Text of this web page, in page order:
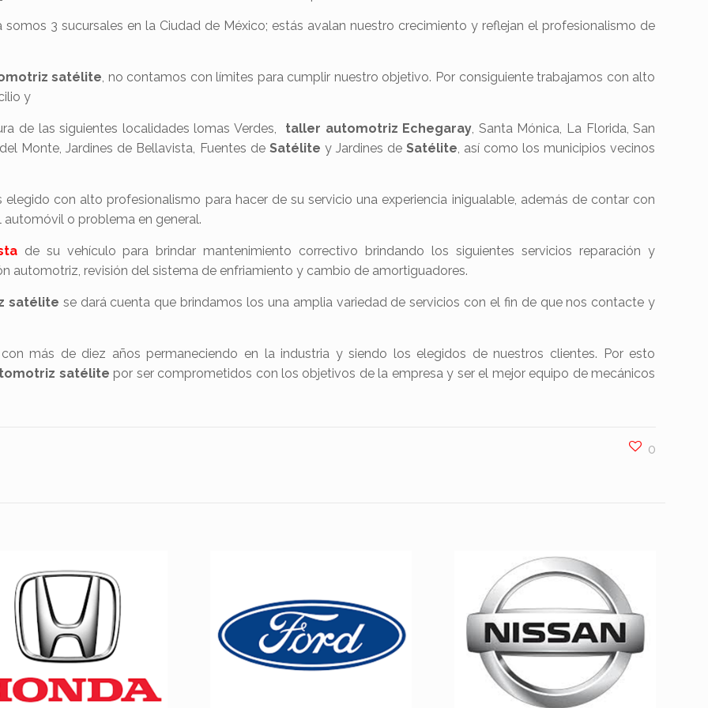
3 sucursales en la Ciudad de México; estás avalan nuestro crecimiento y reflejan el profesionalismo de
satélite, no contamos con límites para cumplir nuestro objetivo. Por consiguiente trabajamos con alto
y
de las siguientes localidades lomas Verdes, taller automotriz Echegaray, Santa Mónica, La Florida, San
Monte, Jardines de Bellavista, Fuentes deSatélite y Jardines de Satélite, así como los municipios vecinos
con alto profesionalismo para hacer de su servicio una experiencia inigualable, además de contar con
o problema en general.
de su vehículo para brindar mantenimiento correctivo brindando los siguientes servicios reparación y
automotriz, revisión del sistema de enfriamiento y cambio de amortiguadores.
satélite se dará cuenta que brindamos los una amplia variedad de servicios con el fin de que nos contacte y
más de diez años permaneciendo en la industria y siendo los elegidos de nuestros clientes. Por esto
satélite por ser comprometidos con los objetivos de la empresa y ser el mejor equipo de mecánicos
0